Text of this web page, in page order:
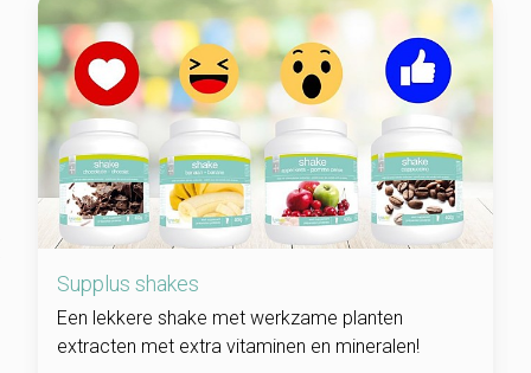
Supplus shakes
Een lekkere shake met werkzame planten
extracten met extra vitaminen en mineralen!